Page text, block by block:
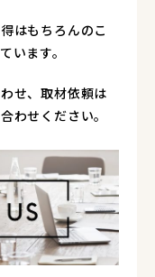
はもちろんのこ
います。
せ、取材依頼は
わせください。